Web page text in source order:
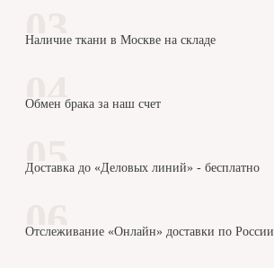
Наличие ткани в Москве на складе
Обмен брака за наш счет
Доставка до «Деловых линий» - бесплатно
Отслеживание «Онлайн» доставки по России